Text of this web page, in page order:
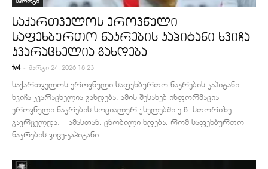
საქართველოს ეროვნული
საფეხბურთო ნაკრების კაპიტანი ხვიჩა
კვარაცხელია გახდება
tv4 - მარტი 24, 2026 18:23
საქართველოს ეროვნული საფეხბურთო ნაკრების კაპიტანი
ხვიჩა კვარაცხელია გახდება. ამის შესახებ ინფორმაცია
ეროვნული ნაკრების სოციალურ ქსელებში ე.წ. სთორიზე
გავრცელდა. ამასთან, ცნობილი ხდება, რომ საფეხბურთო
ნაკრების ვიცე-კაპიტანი...